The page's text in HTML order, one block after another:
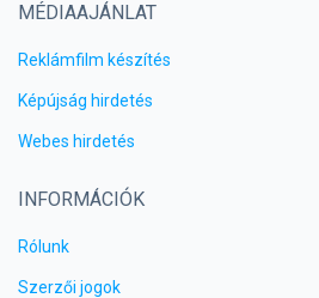
MÉDIAAJÁNLAT
Reklámfilm készítés
Képújság hirdetés
Webes hirdetés
INFORMÁCIÓK
Rólunk
Szerzői jogok